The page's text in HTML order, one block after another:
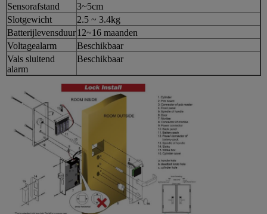
Sensorafstand
3~5cm
Slotgewicht
2.5 ~ 3.4kg
Batterijlevensduur12~16 maanden
Voltagealarm
Beschikbaar
Vals sluitend
alarm
Beschikbaar